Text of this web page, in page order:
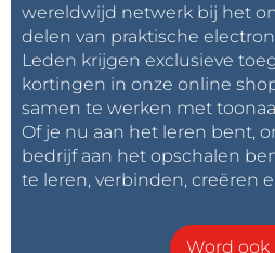
wereldwijd netwerk bij het
delen van praktische
Leden krijgen exclusieve
kortingen in onze online
samen te werken met
Of je nu aan het leren bent,
bedrijf aan het opschalen
te leren, verbinden, creëren
Word ook